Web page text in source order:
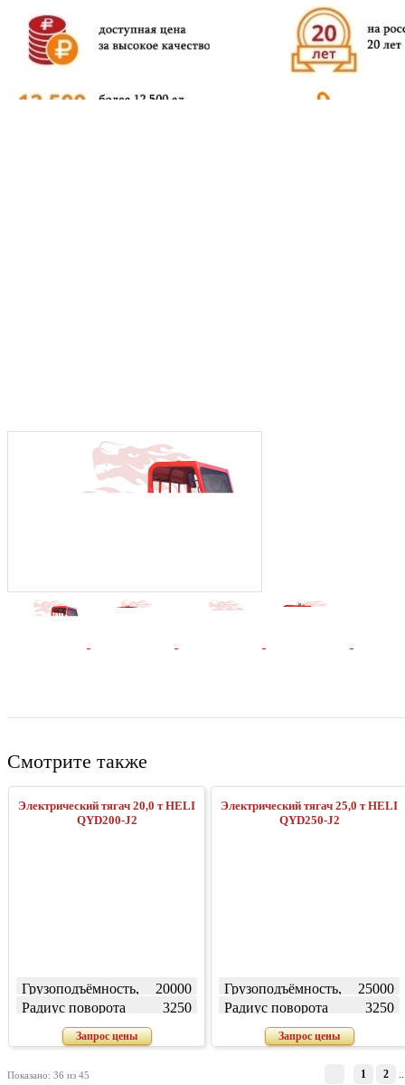
Смотрите также
Электрический тягач 20,0 т HELI
QYD200-J2
Грузоподъёмность,
кг
20000
Радиус поворота
(внешний) W, мм
3250
Запрос цены
Электрический тягач 25,0 т HELI
QYD250-J2
Грузоподъёмность,
кг
25000
Радиус поворота
(внешний) W, мм
3250
Запрос цены
Показано: 36 из 45 1 2